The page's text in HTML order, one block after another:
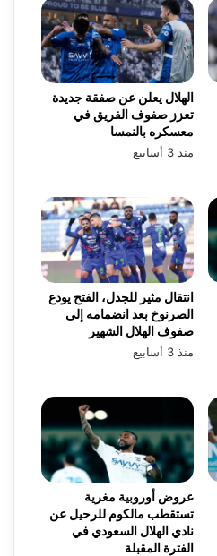
الهلال يعلن عن صفقة جديدة
تعزز صفوف الفريق في
معسكره بالنمسا
منذ 3 أسابيع
انتقال مثير للجدل، الفتح يودع
الصرنوخ بعد انضمامه إلى
صفوف الهلال الشهير
منذ 3 أسابيع
عروض أوروبية مغرية
تستقطب مالكوم للرحيل عن
نادي الهلال السعودي في
الفترة المقبلة